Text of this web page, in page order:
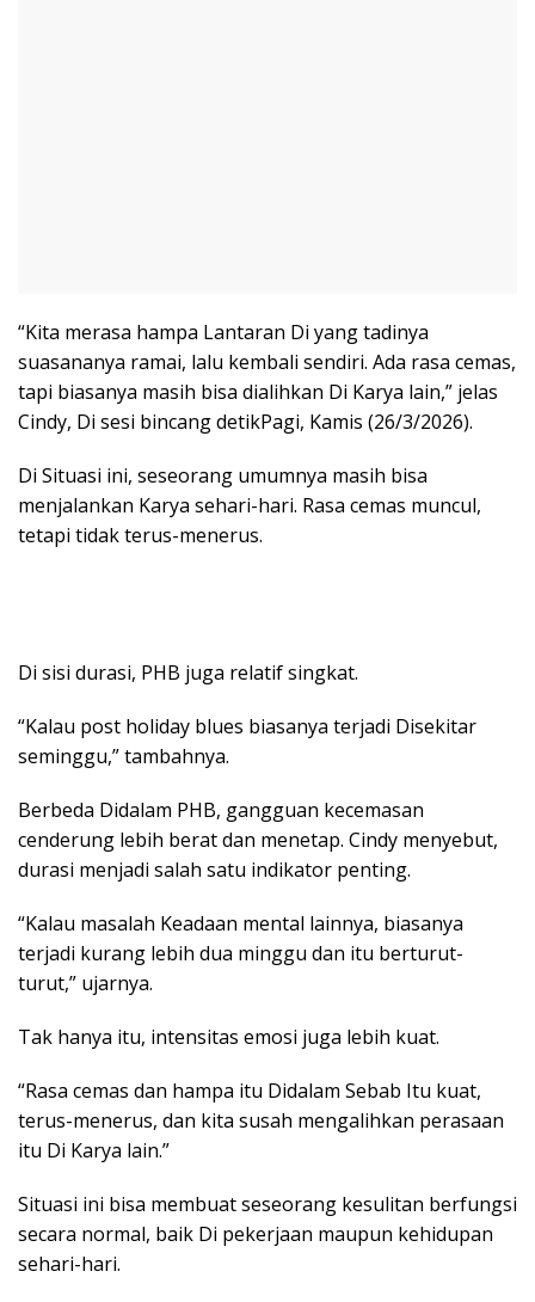
“Kita merasa hampa Lantaran Di yang tadinya
suasananya ramai, lalu kembali sendiri. Ada rasa cemas,
tapi biasanya masih bisa dialihkan Di Karya lain,” jelas
Cindy, Di sesi bincang detikPagi, Kamis (26/3/2026).
Di Situasi ini, seseorang umumnya masih bisa
menjalankan Karya sehari-hari. Rasa cemas muncul,
tetapi tidak terus-menerus.
Di sisi durasi, PHB juga relatif singkat.
“Kalau post holiday blues biasanya terjadi Disekitar
seminggu,” tambahnya.
Berbeda Didalam PHB, gangguan kecemasan
cenderung lebih berat dan menetap. Cindy menyebut,
durasi menjadi salah satu indikator penting.
“Kalau masalah Keadaan mental lainnya, biasanya
terjadi kurang lebih dua minggu dan itu berturut-
turut,” ujarnya.
Tak hanya itu, intensitas emosi juga lebih kuat.
“Rasa cemas dan hampa itu Didalam Sebab Itu kuat,
terus-menerus, dan kita susah mengalihkan perasaan
itu Di Karya lain.”
Situasi ini bisa membuat seseorang kesulitan berfungsi
secara normal, baik Di pekerjaan maupun kehidupan
sehari-hari.